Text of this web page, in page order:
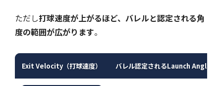
ただし打球速度が上がるほど、バレルと認定される角
度の範囲が広がります。
Exit Velocity（打球速度） バレル認定されるLaunch Angle